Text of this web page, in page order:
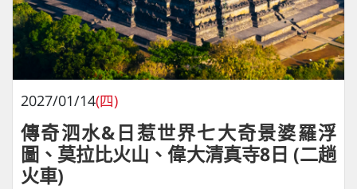
2027/01/14(四)
傳奇泗水&日惹世界七大奇景婆羅浮
圖、莫拉比火山、偉大清真寺8日 (二趟
火車)